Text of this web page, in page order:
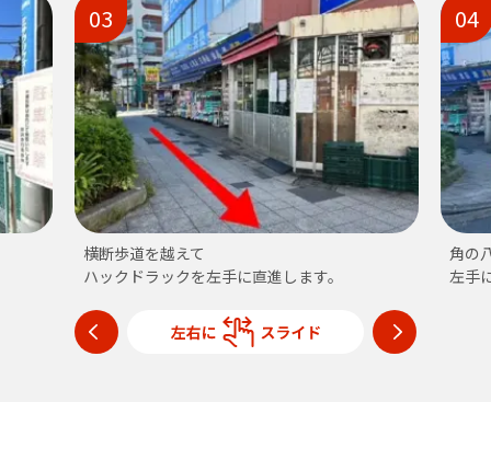
03
横断歩道を越えて
ハックドラックを左手に直進します。
04
角の
左手